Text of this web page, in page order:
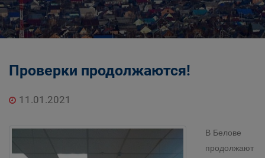
Проверки продолжаются!
11.01.2021
В Белове
продолжают